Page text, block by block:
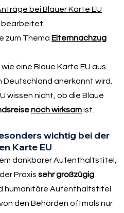
bei Blauer Karte EU
bearbeitet.
zum Thema Elternnachzug
eine Blaue Karte EU aus
Deutschland anerkannt wird.
wissen nicht, ob die Blaue
noch wirksamist.
wichtig bei der
Karte EU
dankbarer Aufenthaltstitel,
Praxis sehr großzügig
humanitäre Aufenthaltstitel
den Behörden oftmals nur